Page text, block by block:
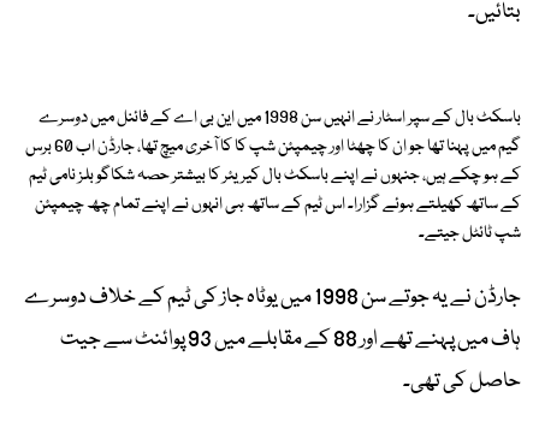
بتائیں۔
باسکٹ بال کے سپر اسٹار نے انہیں سن 1998 میں این بی اے کے فائنل میں دوسرے
گیم میں پہنا تھا جو ان کا چھٹا اور چیمپئن شپ کا کا آخری میچ تھا، جارڈن اب 60 برس
کے ہو چکے ہیں، جنہوں نے اپنے باسکٹ بال کیریئر کا بیشتر حصہ شکاگو بلز نامی ٹیم
کے ساتھ کھیلتے ہوئے گزارا۔ اس ٹیم کے ساتھ ہی انہوں نے اپنے تمام چھ چیمپئن
شپ ٹائٹل جیتے۔
جارڈن نے یہ جوتے سن 1998 میں یوٹاہ جاز کی ٹیم کے خلاف دوسرے
ہاف میں پہنے تھے اور 88 کے مقابلے میں 93 پوائنٹ سے جیت
حاصل کی تھی۔